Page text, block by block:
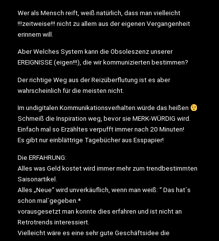
Wer als Mensch reift, weiß natürlich, dass man vielleicht
!!!zeitweise!!! nicht zu allem aus der eigenen Vergangenheit
erinnern will.
Aber Welches System kann die Obsoleszenz unserer
EREIGNISSE (eigen!!!), die wir kommunizierten bestimmen?
Der richtige Weg aus der Reizüberflutung ist es aber
wahrscheinlich für die meisten nicht.
Im undigitalen Kommunikationsverhalten.würde das heißen
Schmeiß die Inspiration weg, bevor sie MERK-WÜRDIG wird.
Einfach mal so Erzähltes verpufft immer nach 20 Minuten!
Es gibt nur einblättrige Tagebücher aus Esspapier!
Die ERFAHRUNG:
Alles was Geld kostet wird immer mehr zum trendbestimmten
Saisonartikel.
Alles „Neue“ wird unverkäuflich, wenn man weiß: “ Das hat`s
schon mal`gegeben.*
vorausgesetzt man konnte dies erfahren und ist nicht an
Retrotrends interessiert.
Vielleicht wäre es eine sehr gute Geschäftsidee die